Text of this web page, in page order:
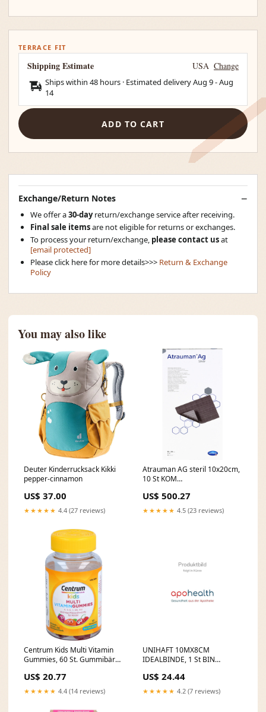
TERRACE FIT
Shipping Estimate USA Change
Ships within 48 hours · Estimated deliveryAug 9-Aug
14
ADD TO CART
Exchange/Return Notes
We offer a30-dayreturn/exchange service after receiving.
Final sale itemsare not eligible for returns or exchanges.
To process your return/exchange, please contact usat
[email protected]
Please click here for more details>>> Return & Exchange
Policy
You may also like
Deuter Kinderrucksack Kikki
pepper-cinnamon
US$ 37.00
★★★★★ 4.4 (27 reviews)
Atrauman AG steril 10x20cm,
10 St KOM
US$ 500.27
★★★★★ 4.5 (23 reviews)
Centrum Kids Multi Vitamin
Gummies, 60 St. Gummibären
US$ 20.77
★★★★★ 4.4 (14 reviews)
UNIHAFT 10MX8CM
IDEALBINDE, 1 St BIN
US$ 24.44
★★★★★ 4.2 (7 reviews)